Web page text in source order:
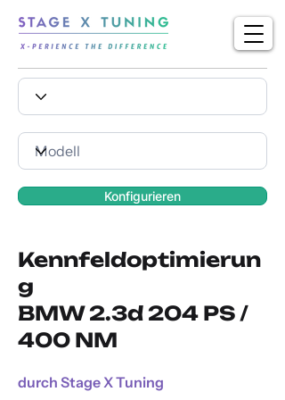
Konfigurieren
Kennfeldoptimierun
g
BMW 2.3d 204 PS /
400 NM
durch Stage X Tuning